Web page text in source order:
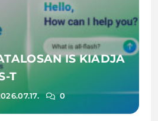
IS KIADJA
T
0